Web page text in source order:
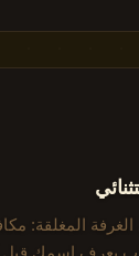
المغلقة: